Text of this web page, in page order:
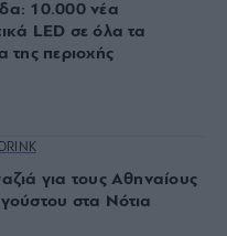
10.000 νέα
LED σε όλα τα
της περιοχής
για τους Αθηναίους
στα Νότια